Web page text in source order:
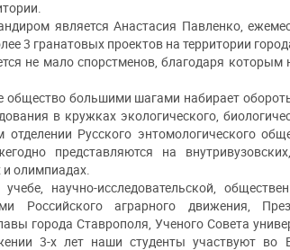
является Анастасия Павленко,
3 гранатовых проектов на территории
не мало спорстменов, благодаря
общество большими шагами набирает
в кружках экологического,
Русского энтомологического
представляются на
олимпиадах.
научно-исследовательской,
Российского аграрного движения,
города Ставрополя, Ученого Совета
3-х лет наши студенты участвуют во